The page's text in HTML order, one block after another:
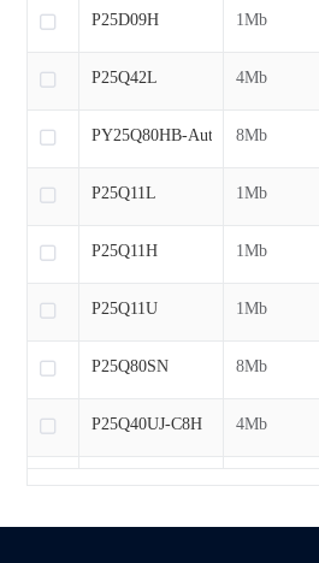
1Mb
4Mb
8Mb
1Mb
1Mb
1Mb
8Mb
4Mb
P25D09H
P25Q42L
PY25Q80HB-Auto
P25Q11L
P25Q11H
P25Q11U
P25Q80SN
P25Q40UJ-C8H